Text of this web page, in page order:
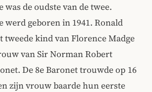
de oudste van de twee.
geboren in 1941. Ronald
tweede kind van Florence Madge
van Sir Norman Robert
De 8e Baronet trouwde op 16
zijn vrouw baarde hun eerste